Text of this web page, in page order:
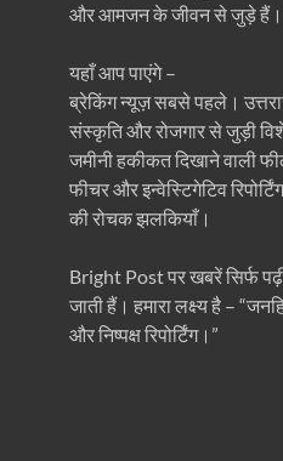
और आमजन के जीवन से जुड़े हैं।
यहाँ आप पाएंगे –
ब्रेकिंग न्यूज़ सबसे पहले।
संस्कृति और रोजगार से जुड़ी
जमीनी हकीकत दिखाने वाली
फीचर और इन्वेस्टिगेटिव
की रोचक झलकियाँ।
Bright Post पर खबरें सिर्फ
जाती हैं। हमारा लक्ष्य है –
और निष्पक्ष रिपोर्टिंग।”